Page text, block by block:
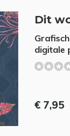
Dit
digitale
€ 7,95